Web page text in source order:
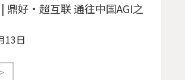
| 鼎好·超互联 通往中国AGI之
13日